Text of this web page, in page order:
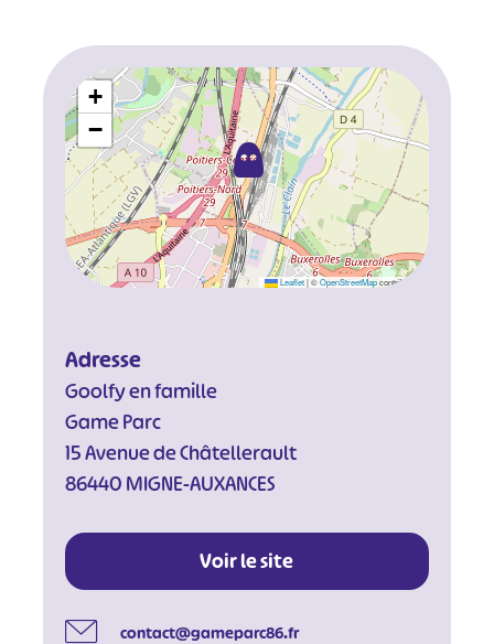
+
−
Leaflet |©OpenStreetMapcontributors
Adresse
Goolfy en famille
Game Parc
15 Avenue de Châtellerault
86440 MIGNE-AUXANCES
Voir le site
contact@gameparc86.fr
#
#